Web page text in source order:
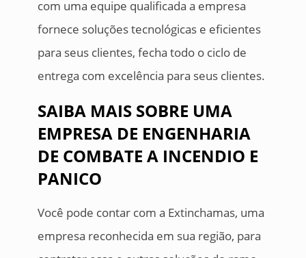
com uma equipe qualificada a empresa
fornece soluções tecnológicas e eficientes
para seus clientes, fecha todo o ciclo de
entrega com excelência para seus clientes.
SAIBA MAIS SOBRE UMA
EMPRESA DE ENGENHARIA
DE COMBATE A INCENDIO E
PANICO
Você pode contar com a Extinchamas, uma
empresa reconhecida em sua região, para